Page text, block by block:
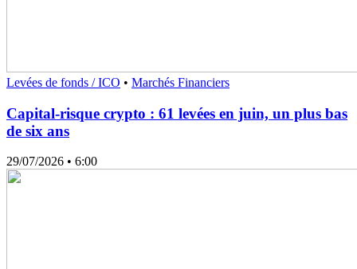
Levées de fonds / ICO • Marchés Financiers
Capital-risque crypto : 61 levées en juin, un plus bas
de six ans
29/07/2026 • 6:00